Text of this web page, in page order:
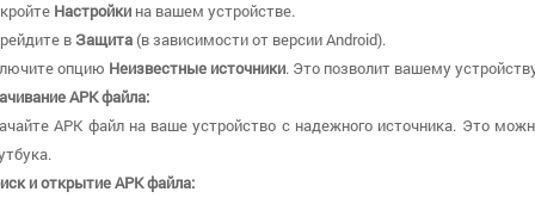
Настройки на вашем устройстве.
вЗащита (в зависимости от версии Android).
опцию Неизвестные источники. Это позволит вашему
APK файла:
APK файл на ваше устройство с надежного источника. Это
и открытие APK файла: